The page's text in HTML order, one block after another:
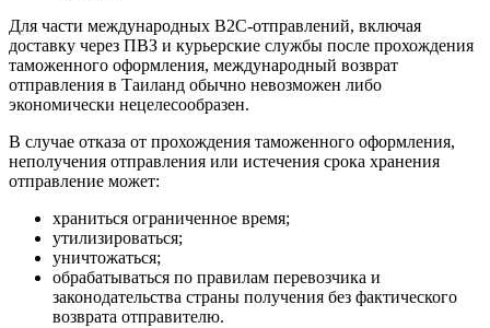
Для части международных B2C-отправлений, включая
доставку через ПВЗ и курьерские службы после прохождения
таможенного оформления, международный возврат
отправления в Таиланд обычно невозможен либо
экономически нецелесообразен.
В случае отказа от прохождения таможенного оформления,
неполучения отправления или истечения срока хранения
отправление может:
храниться ограниченное время;
утилизироваться;
уничтожаться;
обрабатываться по правилам перевозчика и
законодательства страны получения без фактического
возврата отправителю.